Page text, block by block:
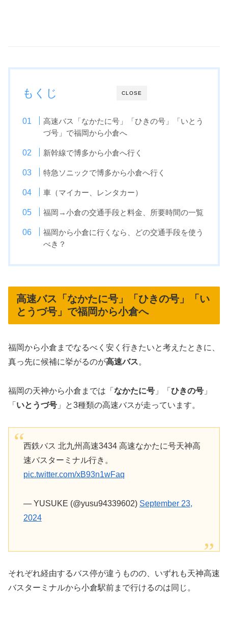
CLOSE
もくじ
高速バス「なかたに号」「ひきの号」「いとう
づ号」で福岡から小倉へ
新幹線で博多から小倉へ行く
特急ソニックで博多から小倉へ行く
車（マイカー、レンタカー）
福岡→小倉の交通手段と料金、所要時間の一覧
福岡から小倉に行くなら、どの交通手段を使う
べき？
高速バス「なかたに号」「ひきの号」「い
とうづ号」で福岡から小倉へ
福岡から小倉までなるべく安く行きたいと考えたときに、
真っ先に候補に挙がるのが高速バス。
福岡の天神から小倉までは「 なかたに号 」「 ひきの号 」
「 いとうづ号 」と3種類の高速バスが走っています。
西鉄バス 北九州高速3434 高速なかたに号天神高
速バスターミナル行き。
pic.twitter.com/xB93n1wFaq
— YUSUKE (@yusu94339602) September 23,
2024
それぞれ経由するバス停が違うものの、いずれも天神高速
バスターミナルから小倉駅前まで行けるのは同じ。